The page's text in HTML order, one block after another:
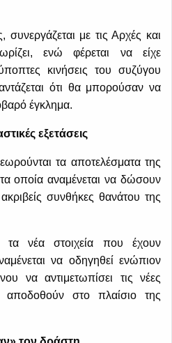
με τις Αρχές και
ενώ φέρεται να είχε
κινήσεις του συζύγου
ότι θα μπορούσαν να
έγκλημα.
εξετάσεις
τα αποτελέσματα της
οποία αναμένεται να δώσουν
συνθήκες θανάτου της
τα νέα στοιχεία που έχουν
να οδηγηθεί ενώπιον
να αντιμετωπίσει τις νέες
στο πλαίσιο της